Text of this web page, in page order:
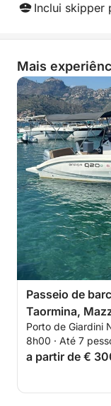
Inclui skipper
Mais
Passeio de
Taormina,
Porto de Giardini
8h00 · Até 7
a partir de €